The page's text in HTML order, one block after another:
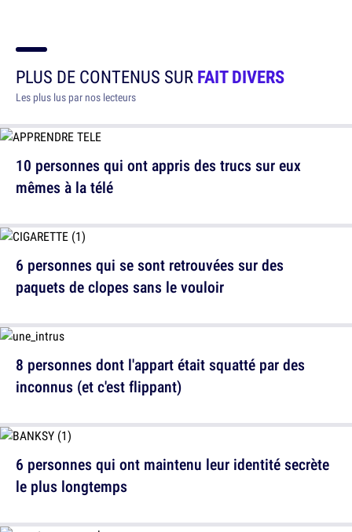
PLUS DE CONTENUS SURFAIT DIVERS
Les plus lus par nos lecteurs
10 personnes qui ont appris des trucs sur eux
mêmes à la télé
8 personnes dont l'appart était squatté par des
inconnus (et c'est flippant)
6 personnes qui se sont retrouvées sur des
paquets de clopes sans le vouloir
6 personnes qui ont maintenu leur identité secrète
le plus longtemps